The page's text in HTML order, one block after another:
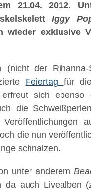
21.04. 2012.
Iggy
wieder exklusive
der Rihanna-
Feiertag für
sich ebenso
die
Veröffentlichungen
die nun
schnalzen.
unter anderem
da auch Livealben